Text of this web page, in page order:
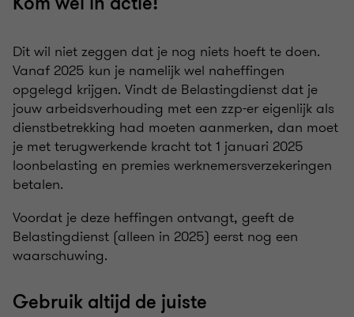
Dit wil niet zeggen dat je nog niets hoeft te doen.
Vanaf 2025 kun je namelijk wel naheffingen
opgelegd krijgen. Vindt de Belastingdienst dat je
jouw arbeidsverhouding met een zzp-er eigenlijk als
dienstbetrekking had moeten aanmerken, dan moet
je met terugwerkende kracht tot 1 januari 2025
loonbelasting en premies werknemersverzekeringen
betalen.
Voordat je deze heffingen ontvangt, geeft de
Belastingdienst (alleen in 2025) eerst nog een
waarschuwing.
Gebruik altijd de juiste